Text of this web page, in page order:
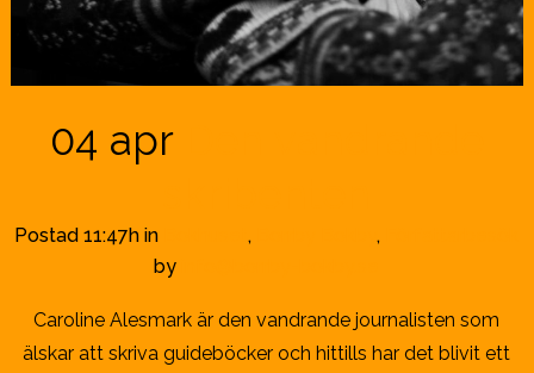
04 aprDen vandrande
Postad 11:47h in , ,
by
Caroline Alesmark är den vandrande journalisten som
älskar att skriva guideböcker och hittills har det blivit ett